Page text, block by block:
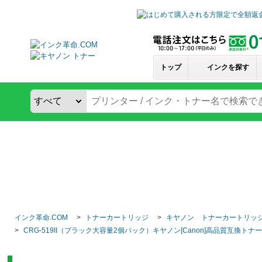
トップ インクを探す
インク革命.COM トナーカートリッジ
キヤノン トナーカートリッ
CRG-519II（ブラック大容量2個パック）キヤノン[Canon]高品質互換トナ